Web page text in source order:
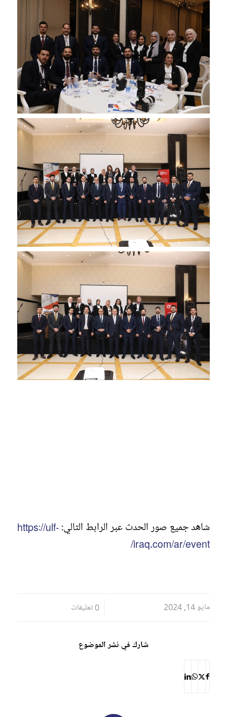
شاهد جميع صور الحدث عبر الرابط التالي: https://ulf-
iraq.com/ar/event/
مايو 14, 2024 0 تعليقات
شارك في نشر الموضوع